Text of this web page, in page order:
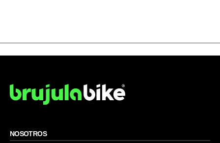
NOSOTROS